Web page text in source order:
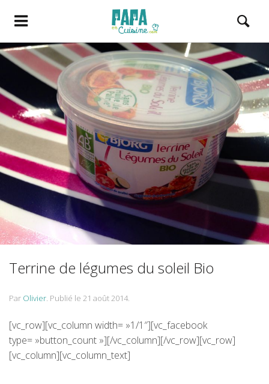
Terrine de légumes du soleil Bio
Par Olivier. Publié le 21 août 2014.
[vc_row][vc_column width= »1/1″][vc_facebook
type= »button_count »][/vc_column][/vc_row][vc_row]
[vc_column][vc_column_text]